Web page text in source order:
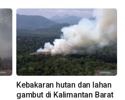
Kebakaran hutan dan lahan
gambut di Kalimantan Barat